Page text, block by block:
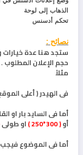
الذهاب إلى لوحة
تحكم أدسنس
نصائح :
ستجد هنا عدة خيارات
حجم الإعلان المطلوب .
مثلاً
فى الهيدر ( أعلى
أما فى السايد بار او
أو( 300*250 ) او طولى
أما فى الموضوع